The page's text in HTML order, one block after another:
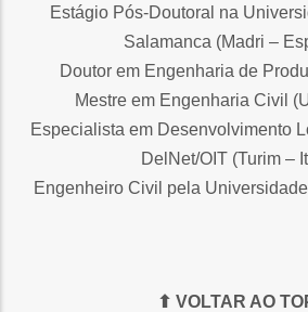
Estágio Pós-Doutoral na
Salamanca (Madri –
Doutor em Engenharia de
Mestre em Engenharia Civil
Especialista em Desenvolvimento
DelNet/OIT (Turim –
Engenheiro Civil pela
⬆ VOLTAR AO